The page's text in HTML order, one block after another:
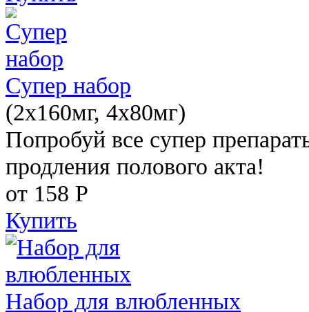
Супер набор
(2х160мг, 4х80мг)
Попробуй все супер
продления полового акта!
от 158 Р
Купить
Набор для влюбленных